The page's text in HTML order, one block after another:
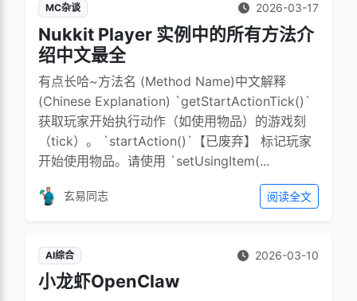
MC杂谈 2026-03-17
Nukkit Player 实例中的所有方法介
绍中文最全
有点长哈~方法名 (Method Name)中文解释
(Chinese Explanation) `getStartActionTick()`
获取玩家开始执行动作（如使用物品）的游戏刻
（tick）。 `startAction()`【已废弃】 标记玩家
开始使用物品。请使用 `setUsingItem(...
玄易同志 阅读全文
AI综合 2026-03-10
小龙虾OpenClaw